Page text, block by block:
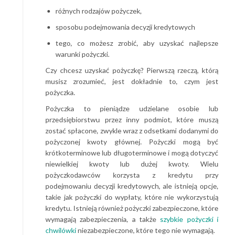
różnych rodzajów pożyczek,
sposobu podejmowania decyzji kredytowych
tego, co możesz zrobić, aby uzyskać najlepsze
warunki pożyczki.
Czy chcesz uzyskać pożyczkę? Pierwszą rzeczą, którą
musisz zrozumieć, jest dokładnie to, czym jest
pożyczka.
Pożyczka to pieniądze udzielane osobie lub
przedsiębiorstwu przez inny podmiot, które muszą
zostać spłacone, zwykle wraz z odsetkami dodanymi do
pożyczonej kwoty głównej. Pożyczki mogą być
krótkoterminowe lub długoterminowe i mogą dotyczyć
niewielkiej kwoty lub dużej kwoty. Wielu
pożyczkodawców korzysta z kredytu przy
podejmowaniu decyzji kredytowych, ale istnieją opcje,
takie jak pożyczki do wypłaty, które nie wykorzystują
kredytu. Istnieją również pożyczki zabezpieczone, które
wymagają zabezpieczenia, a także szybkie pożyczkii
chwilówkiniezabezpieczone, które tego nie wymagają.